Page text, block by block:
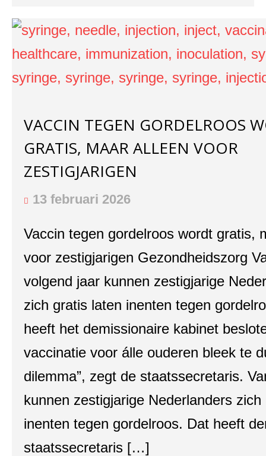
VACCIN TEGEN GORDELROOS
GRATIS, MAAR ALLEEN VOOR
ZESTIGJARIGEN
13 februari 2026
Vaccin tegen gordelroos wordt gratis,
voor zestigjarigen Gezondheidszorg
volgend jaar kunnen zestigjarige
zich gratis laten inenten tegen
heeft het demissionaire kabinet
vaccinatie voor álle ouderen bleek te
dilemma”, zegt de staatssecretaris.
kunnen zestigjarige Nederlanders
inenten tegen gordelroos. Dat heeft
staatssecretaris […]